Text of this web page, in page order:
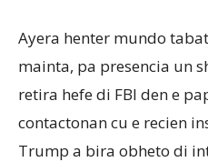
Aruba
Ayera henter mundo
mainta, pa presencia un
retira hefe di FBI den e
contactonan cu e recien
Trump a bira obheto di